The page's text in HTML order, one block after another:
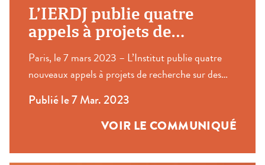
L’IERDJ publie quatre
appels à projets de
recherche thématique
Paris, le 7 mars 2023 – L’Institut publie quatre
nouveaux appels à projets de recherche sur des
les approches pluridisciplinaires sont pleinement
sollicitées. La justice des relations économiques :
fonctionnement, ses usages et ses représentations
Publié le 7 Mar. 2023
VOIR LE COMMUNIQUÉ